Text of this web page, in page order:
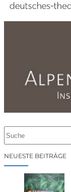
cNEUESTE BEITRÄGE